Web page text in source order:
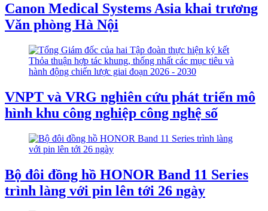
Canon Medical Systems Asia khai trương
Văn phòng Hà Nội
VNPT và VRG nghiên cứu phát triển mô
hình khu công nghiệp công nghệ số
Bộ đôi đồng hồ HONOR Band 11 Series
trình làng với pin lên tới 26 ngày